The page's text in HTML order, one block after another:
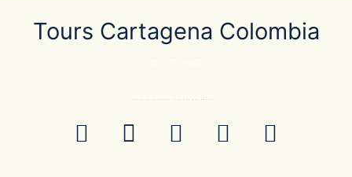
Tours Cartagena Colombia